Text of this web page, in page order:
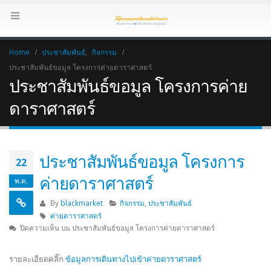
Home ประชาสัมพันธ์, กิจกรรม
ประชาสัมพันธ์ขอมูล โครงการค่ายดาราศาสตร์
ประชาสัมพันธ์ขอมูล โครงการค่าย
ดาราศาสตร์
22
พ.ค.
ประชาสัมพันธ์ขอมูล โครงการ
ค่ายดาราศาสตร์
By blackmarket กิจกรรม,ประชาสัมพันธ์
ค่ายดาราศาสตร์
ปิดความเห็นบน ประชาสัมพันธ์ขอมูล โครงการค่ายดาราศาสตร์
รายละเอียดคลิ๊ก ข้อมูลการเดินทางไปเข้าค่ายดาราศาสตร์